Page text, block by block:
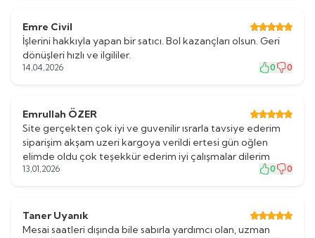
Emre Civil
İşlerini hakkıyla yapan bir satıcı. Bol kazançları olsun. Geri
dönüşleri hızlı ve ilgililer.
14,04,2026 0 0
Emrullah ÖZER
Site gerçekten çok iyi ve guvenilir ısrarla tavsiye ederim
siparişim akşam uzeri kargoya verildi ertesi gün oğlen
elimde oldu çok teşekkür ederim iyi çalışmalar dilerim
13,01,2026 0 0
Taner Uyanık
Mesai saatleri dışında bile sabırla yardımcı olan, uzman